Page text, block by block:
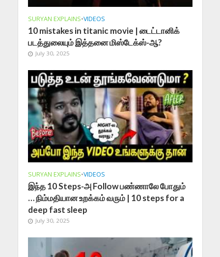
SURYAN EXPLAINS•VIDEOS
10 mistakes in titanic movie | டைட்டானிக்
படத்துலையும் இத்தனை மிஸ்டேக்ஸ்-ஆ?
July 30, 2025
SURYAN EXPLAINS•VIDEOS
இந்த 10 Steps-அ Follow பண்ணாலே போதும்
… நிம்மதியான உறக்கம் வரும் | 10 steps for a
deep fast sleep
July 30, 2025